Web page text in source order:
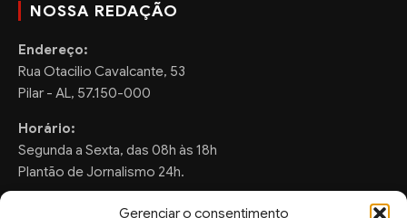
Gerenciar o consentimento
NOSSA REDAÇÃO
Endereço:
Rua Otacilio Cavalcante, 53
Pilar - AL, 57.150-000
Horário:
Segunda a Sexta, das 08h às 18h
Plantão de Jornalismo 24h.